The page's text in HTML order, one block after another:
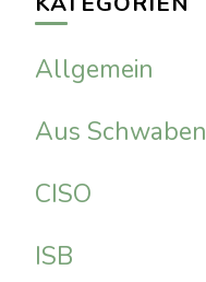
Allgemein
Aus Schwaben
CISO
ISB